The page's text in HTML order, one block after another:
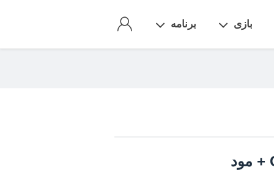
بازی برنامه